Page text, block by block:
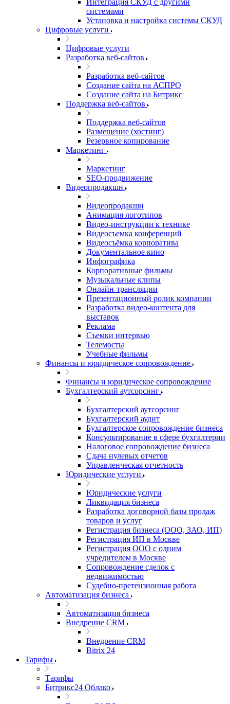
Интеграция СКУД с другими
системами
Установка и настройка системы СКУД
Цифровые услуги
Цифровые услуги
Разработка веб-сайтов
Разработка веб-сайтов
Создание сайта на АСПРО
Создание сайта на Битрикс
Поддержка веб-сайтов
Поддержка веб-сайтов
Размещение (хостинг)
Резервное копирование
Маркетинг
Маркетинг
SEO-продвижение
Видеопродакшн
Видеопродакшн
Анимация логотипов
Видео-инструкции к технике
Видеосъемка конференций
Видеосъёмка корпоратива
Документальное кино
Инфографика
Корпоративные фильмы
Музыкальные клипы
Онлайн-трансляции
Презентационный ролик компании
Разработка видео-контента для
выставок
Реклама
Съемки интервью
Телемосты
Учебные фильмы
Финансы и юридическое сопровождение
Финансы и юридическое сопровождение
Бухгалтерский аутсорсинг
Бухгалтерский аутсорсинг
Бухгалтерский аудит
Бухгалтерское сопровождение бизнеса
Консультирование в сфере бухгалтерии
Налоговое сопровождение бизнеса
Сдача нулевых отчетов
Управленческая отчетность
Юридические услуги
Юридические услуги
Ликвидация бизнеса
Разработка договорной базы продаж
товаров и услуг
Регистрация бизнеса (ООО, ЗАО, ИП)
Регистрация ИП в Москве
Регистрация ООО с одним
учредителем в Москве
Сопровождение сделок с
недвижимостью
Судебно-претензионная работа
Автоматизация бизнеса
Автоматизация бизнеса
Внедрение CRM
Внедрение CRM
Bitrix 24
Тарифы
Тарифы
Битрикс24 Облако